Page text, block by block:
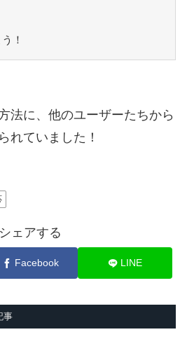
！
法に、他のユーザーたちから
れていました！
シェアする
Facebook LINE
事